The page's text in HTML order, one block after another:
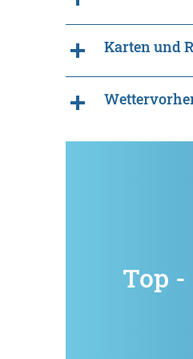
Karten und
Top